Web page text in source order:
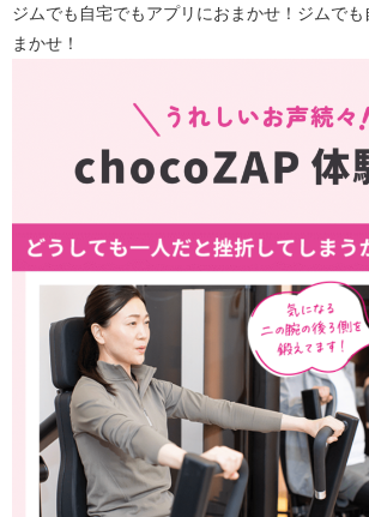
ジムでも自宅でもアプリにおまかせ！ジムで
まかせ！